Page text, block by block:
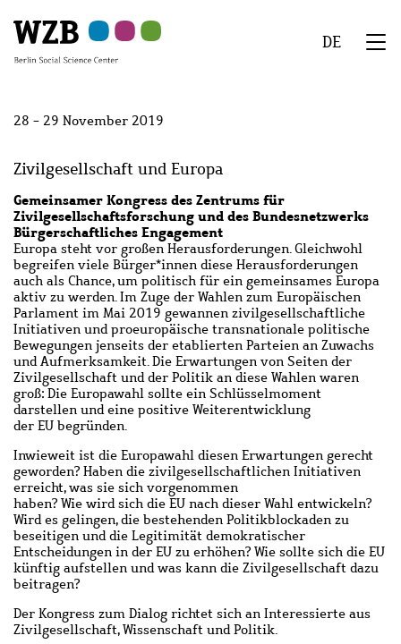
to
main
to
navigation
to
search
to
second
to
footer
DE
28 - 29 November 2019
Zivilgesellschaft und Europa
Gemeinsamer Kongress des Zentrums für
Zivilgesellschaftsforschung und des Bundesnetzwerks
Bürgerschaftliches Engagement
Europa steht vor großen Herausforderungen. Gleichwohl
begreifen viele Bürger*innen diese Herausforderungen
auch als Chance, um politisch für ein gemeinsames Europa
aktiv zu werden. Im Zuge der Wahlen zum Europäischen
Parlament im Mai 2019 gewannen zivilgesellschaftliche
Initiativen und proeuropäische transnationale politische
Bewegungen jenseits der etablierten Parteien an Zuwachs
und Aufmerksamkeit. Die Erwartungen von Seiten der
Zivilgesellschaft und der Politik an diese Wahlen waren
groß: Die Europawahl sollte ein Schlüsselmoment
darstellen und eine positive Weiterentwicklung
der EU begründen.
Inwieweit ist die Europawahl diesen Erwartungen gerecht
geworden? Haben die zivilgesellschaftlichen Initiativen
erreicht, was sie sich vorgenommen
haben? Wie wird sich die EU nach dieser Wahl entwickeln?
Wird es gelingen, die bestehenden Politikblockaden zu
beseitigen und die Legitimität demokratischer
Entscheidungen in der EU zu erhöhen? Wie sollte sich die EU
künftig aufstellen und was kann die Zivilgesellschaft dazu
beitragen?
Der Kongress zum Dialog richtet sich an Interessierte aus
Zivilgesellschaft, Wissenschaft und Politik.